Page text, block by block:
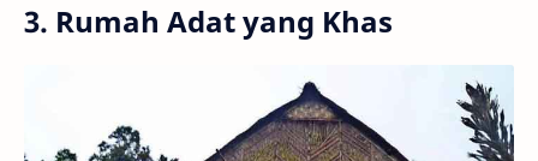
3. Rumah Adat yang Khas